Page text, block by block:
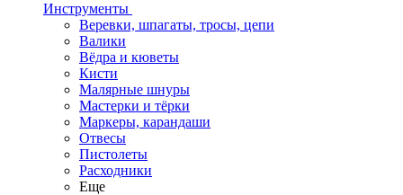
Инструменты
Веревки, шпагаты, тросы, цепи
Валики
Вёдра и кюветы
Кисти
Малярные шнуры
Мастерки и тёрки
Маркеры, карандаши
Отвесы
Пистолеты
Расходники
Еще